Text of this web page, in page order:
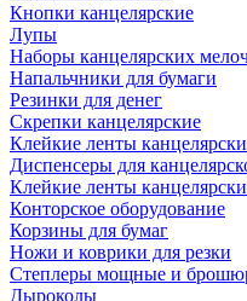
Кнопки канцелярские
Лупы
Наборы канцелярских
Напальчники для бумаги
Резинки для денег
Скрепки канцелярские
Клейкие ленты
Диспенсеры для
Клейкие ленты
Конторское оборудование
Корзины для бумаг
Ножи и коврики для резки
Степлеры мощные и
Дыроколы